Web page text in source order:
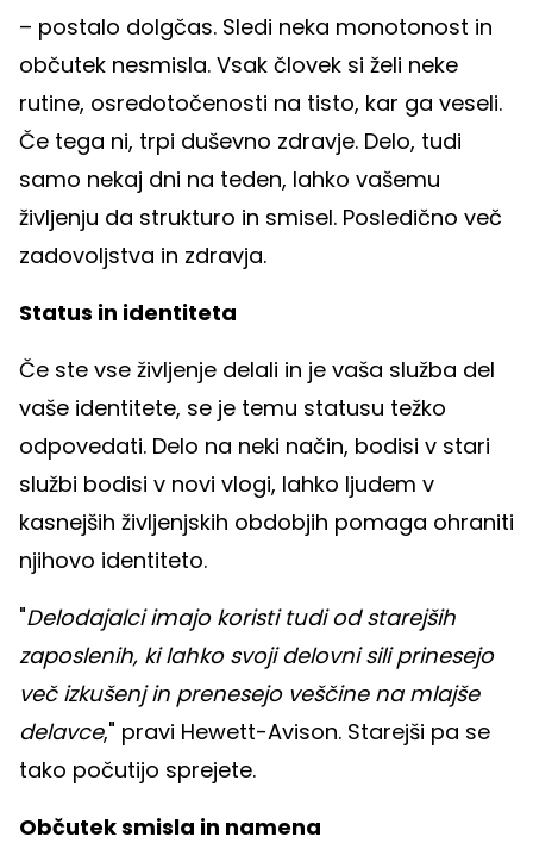
– postalo dolgčas. Sledi neka monotonost in
občutek nesmisla. Vsak človek si želi neke
rutine, osredotočenosti na tisto, kar ga veseli.
Če tega ni, trpi duševno zdravje. Delo, tudi
samo nekaj dni na teden, lahko vašemu
življenju da strukturo in smisel. Posledično več
zadovoljstva in zdravja.
Status in identiteta
Če ste vse življenje delali in je vaša služba del
vaše identitete, se je temu statusu težko
odpovedati. Delo na neki način, bodisi v stari
službi bodisi v novi vlogi, lahko ljudem v
kasnejših življenjskih obdobjih pomaga ohraniti
njihovo identiteto.
"Delodajalci imajo koristi tudi od starejših
zaposlenih, ki lahko svoji delovni sili prinesejo
več izkušenj in prenesejo veščine na mlajše
delavce," pravi Hewett-Avison. Starejši pa se
tako počutijo sprejete.
Občutek smisla in namena